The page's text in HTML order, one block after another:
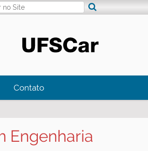
Busca
Contato
Engenharia